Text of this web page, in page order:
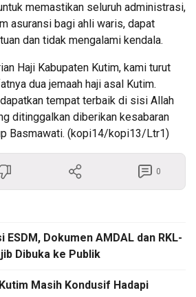
memastikan seluruh administrasi,
asuransi bagi ahli waris, dapat
dan tidak mengalami kendala.
Haji Kabupaten Kutim, kami turut
dua jemaah haji asal Kutim.
tempat terbaik di sisi Allah
ditinggalkan diberikan kesabaran
Basmawati. (kopi14/kopi13/Ltr1)
0
ESDM, Dokumen AMDAL dan RKL-
Dibuka ke Publik
Masih Kondusif Hadapi